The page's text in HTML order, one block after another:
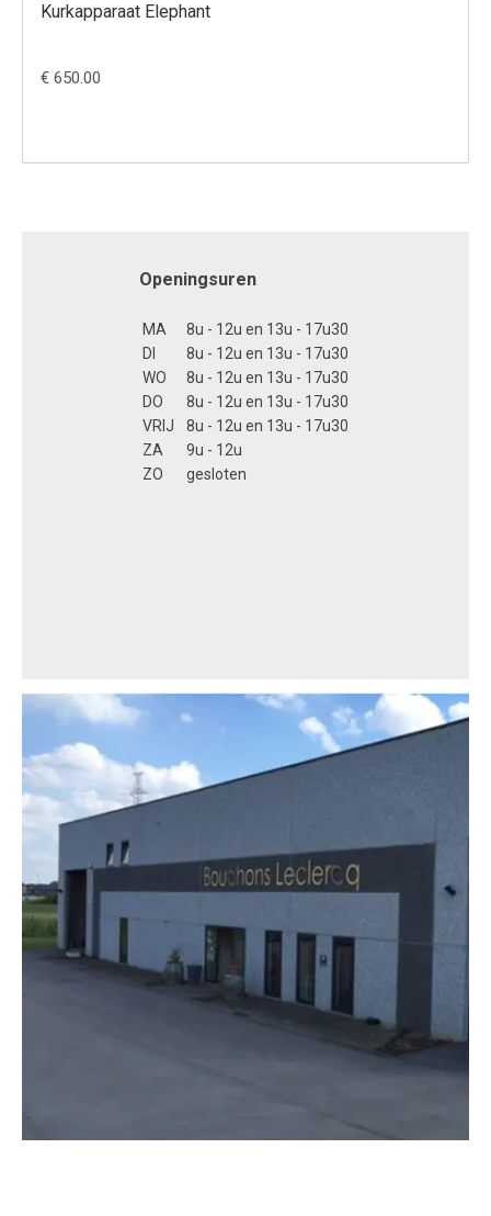
Kurkapparaat Elephant
€ 650.00
Openingsuren
MA
8u - 12u en 13u - 17u30
DI
8u - 12u en 13u - 17u30
WO
8u - 12u en 13u - 17u30
DO
8u - 12u en 13u - 17u30
VRIJ
8u - 12u en 13u - 17u30
ZA
9u - 12u
ZO
gesloten